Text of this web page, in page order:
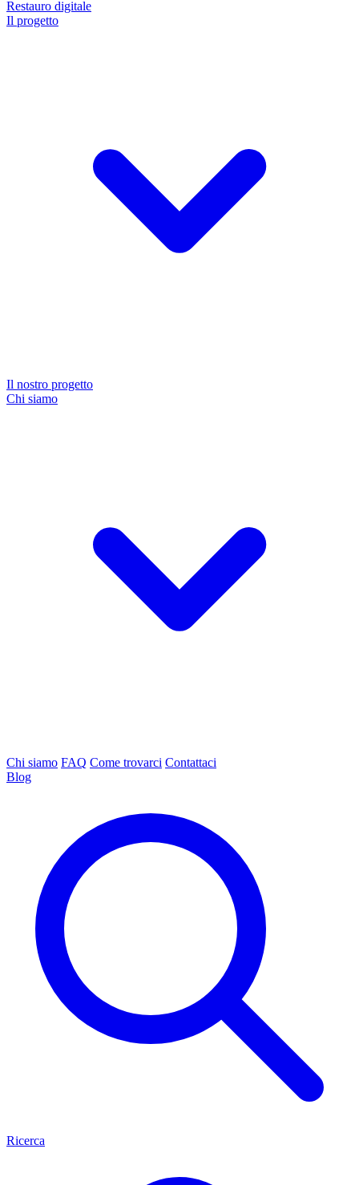
Restauro digitale
Il progetto
Il nostro progetto
Chi siamo
Chi siamo FAQ Come trovarci Contattaci
Blog
Ricerca